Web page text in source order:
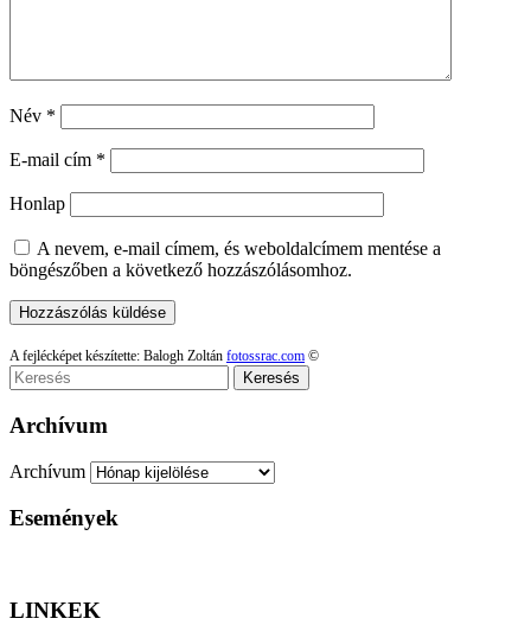
Név *
E-mail cím *
Honlap
A nevem, e-mail címem, és weboldalcímem mentése a
böngészőben a következő hozzászólásomhoz.
A fejlécképet készítette: Balogh Zoltán fotossrac.com ©
Keresés
Archívum
Archívum
Események
LINKEK